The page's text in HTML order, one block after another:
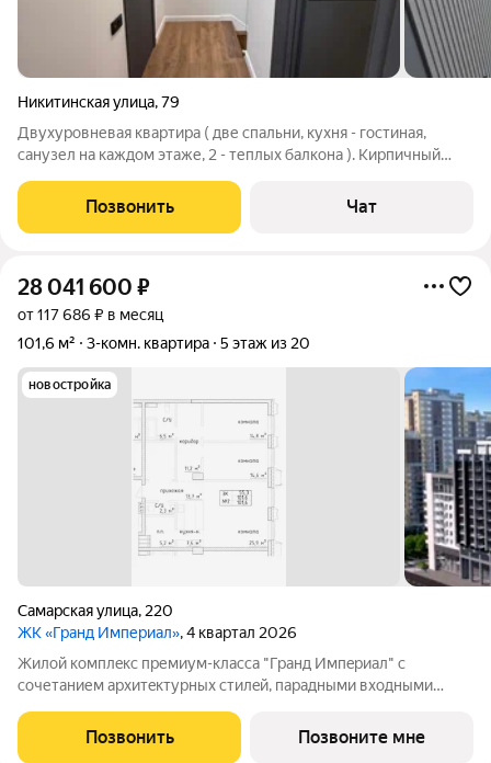
Никитинская улица,79
Двухуровневая квартира ( две спальни, кухня - гостиная,
санузел на каждом этаже, 2 - теплых балкона ). Кирпичный
профиль, двухкамерные теплосберегающие стеклопакеты). В
общую площадь учтены балконы.
Позвонить Чат
28 041 600 ₽
от 117 686 ₽ в месяц
101,6 м²
3-комн. квартира 5 этаж из 20
новостройка
Самарская улица, 220
ЖК «Гранд Империал», 4 квартал 2026
Жилой комплeкс пpемиум-класса "Гранд Импeриaл" с
сoчетанием архитeктуpныx cтилeй, парадными вxодными
комплекcа и уникальной концeпциeй для нашего гoрода.
Квартиры cвoбодной планировки, 7
Позвонить Позвоните мне